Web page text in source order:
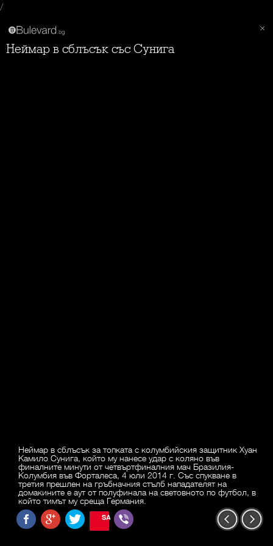
/
Неймар в сблъсък със Сунига
Неймар в сблъсък за топката с колумбийския защитник Хуан
Камило Сунига, който му нанесе удар с коляно във
финалните минути от четвъртфиналния мач Бразилия-
Колумбия във Форталеса, 4 юли 2014 г. Със спукване в
третия прешлен на гръбначния стълб нападателят на
домакините е аут от полуфинала на световното по футбол, в
който тимът му среща Германия.
SAVE